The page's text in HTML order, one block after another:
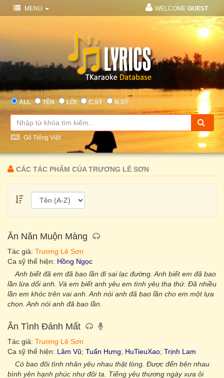
MENU WELCOME GUEST
ALL TÊN LỜI C.SỸ N.SỸ
Gõ Tiếng Việt
CÁC TÁC PHẨM CỦA TRƯƠNG LÊ SƠN
Ăn Năn Muộn Màng
Tác giả: Trương Lê Sơn
Ca sỹ thể hiện: Hồng Ngọc
Anh biết đã em đã bao lần đi sai lạc đường. Anh biết em đã bao
lần lừa dối anh. Và em biết anh yêu em tình yêu tha thứ. Đã nhiều
lần em khóc trên vai anh. Anh nói anh đã bao lần cho em một lựa
chọn. Anh nói anh đã bao lần.
Ân Tình Đánh Mất
Tác giả: Trương Lê Sơn
Ca sỹ thể hiện: Lâm Vũ; Tuấn Hưng; HuTieuXao; Trịnh Lam
Có bao đôi tình nhân yêu nhau thật lòng. Được đến bên nhau
bình yên hạnh phúc như đôi ta. Tiếng yêu thương ngày xưa ôi